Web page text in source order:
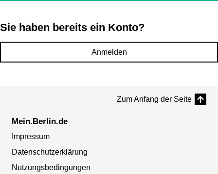
Sie haben bereits ein Konto?
Anmelden
Zum Anfang der Seite
Mein.Berlin.de
Impressum
Datenschutzerklärung
Nutzungsbedingungen